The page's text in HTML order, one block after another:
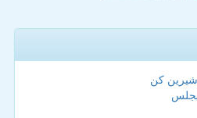
کن
مجلس